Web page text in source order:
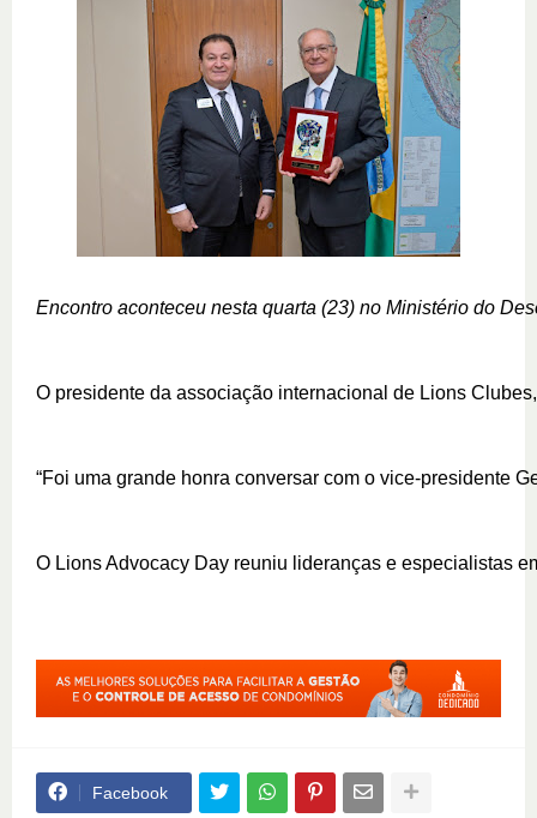
Encontro aconteceu nesta quarta (23) no Ministério do
O presidente da associação internacional de Lions
“Foi uma grande honra conversar com o vice-presidente
O Lions Advocacy Day reuniu lideranças e especialistas
Facebook